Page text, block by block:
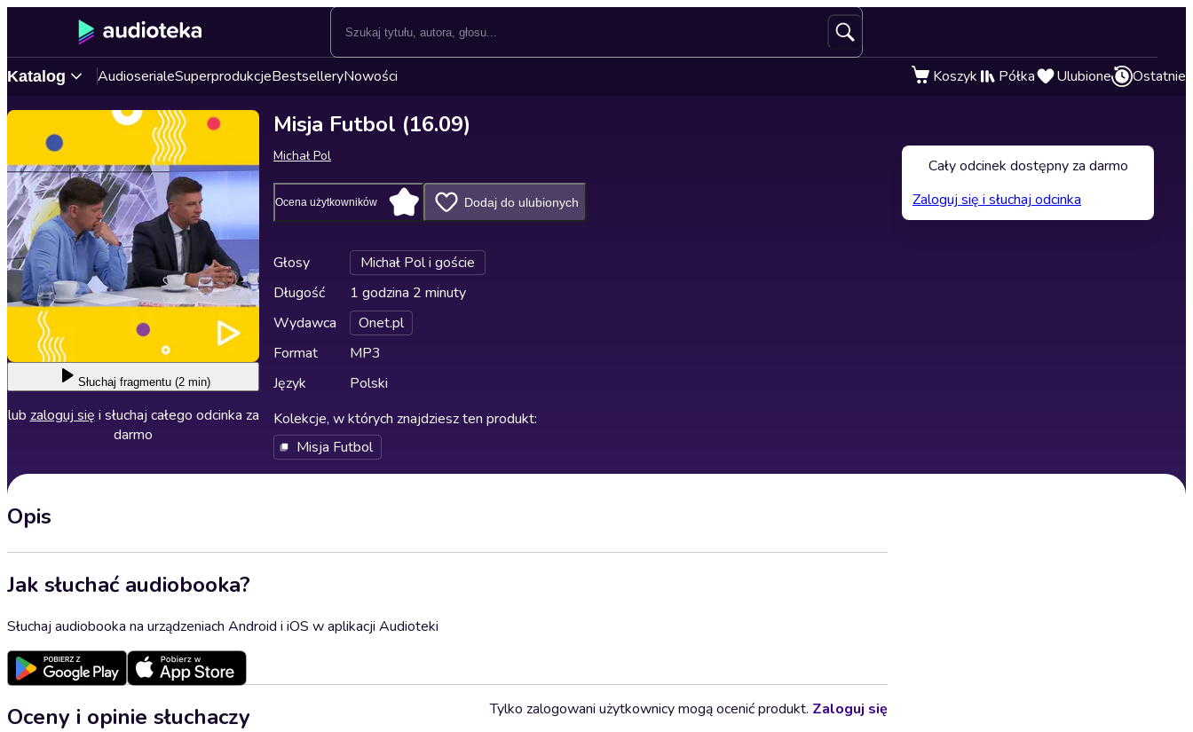
Katalog AudioserialeSuperprodukcjeBestselleryNowości Koszyk Półka Ulubione Ostatnie
Słuchaj fragmentu (2 min)
lub zaloguj się i słuchaj całego odcinka za
darmo
Misja Futbol (16.09)
Michał Pol
Ocena użytkowników Dodaj do ulubionych
Głosy
Michał Pol i goście
Długość
1 godzina 2 minuty
Wydawca
Onet.pl
Format
MP3
Język
Polski
Kolekcje, w których znajdziesz ten produkt:
Misja Futbol
Opis
Jak słuchać audiobooka?
Słuchaj audiobooka na urządzeniach Android i iOS w aplikacji Audioteki
Oceny i opinie słuchaczy Tylko zalogowani użytkownicy mogą ocenić produkt. Zaloguj się
Cały odcinek dostępny za darmo
Zaloguj się i słuchaj odcinka